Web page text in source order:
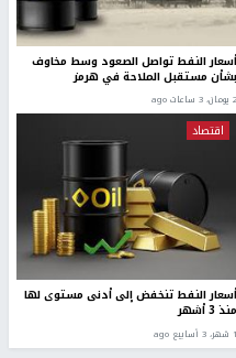
أسعار النفط تواصل الصعود وسط مخاوف
بشأن مستقبل الملاحة في هرمز
2 يومان، 3 ساعات ago
اقتصاد
أسعار النفط تنخفض إلى أدنى مستوى لها
منذ 3 أشهر
1 شهر، 3 أسابيع ago